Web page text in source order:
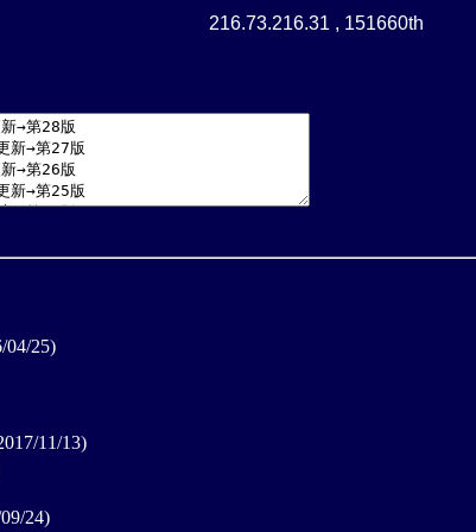
216.73.216.31 , 151660th
04/25)
11/13)
24)